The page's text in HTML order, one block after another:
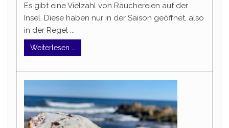
Es gibt eine Vielzahl von Räuchereien auf der
Insel. Diese haben nur in der Saison geöffnet, also
in der Regel ...
Weiterlesen …